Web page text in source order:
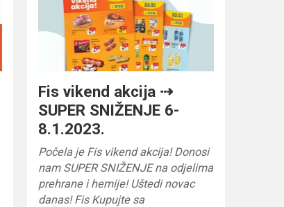
Fis vikend akcija ⇢
SUPER SNIŽENJE 6-
8.1.2023.
Počela je Fis vikend akcija! Donosi
nam SUPER SNIŽENJE na odjelima
prehrane i hemije! Uštedi novac
danas! Fis Kupujte sa